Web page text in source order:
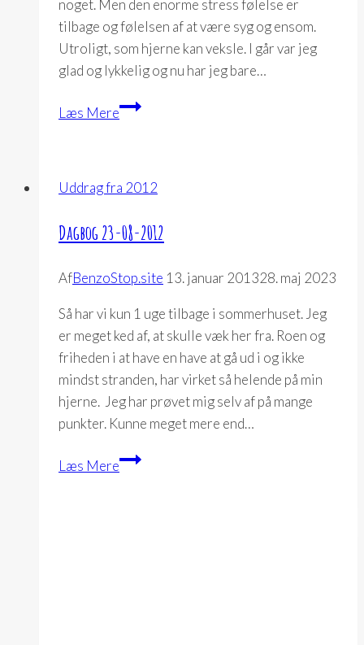
noget. Men den enorme stress følelse er
tilbage og følelsen af at være syg og ensom.
Utroligt, som hjerne kan veksle. I går var jeg
glad og lykkelig og nu har jeg bare…
Læs MereDagbog
Uddrag fra 2012
Dagbog 23-08-2012
AfBenzoStop.site 13. januar 201328. maj 2023
Så har vi kun 1 uge tilbage i sommerhuset. Jeg
er meget ked af, at skulle væk her fra. Roen og
friheden i at have en have at gå ud i og ikke
mindst stranden, har virket så helende på min
hjerne. Jeg har prøvet mig selv af på mange
punkter. Kunne meget mere end…
Læs MereDagbog